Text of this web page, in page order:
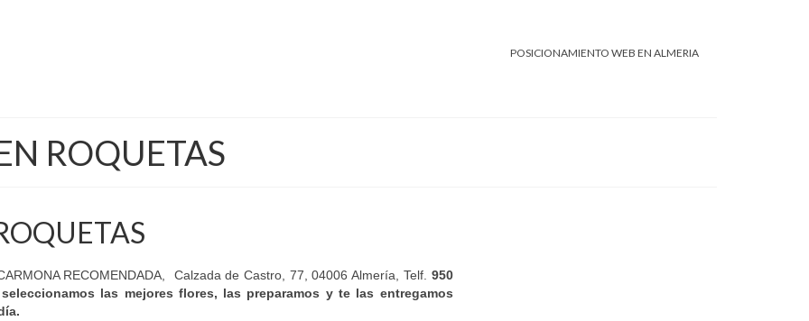
POSICIONAMIENTO WEB EN ALMERIA
ROQUETAS
RECOMENDADA, Calzada de Castro, 77, 04006 Almería, Telf. 950
las mejores flores, las preparamos y te las entregamos